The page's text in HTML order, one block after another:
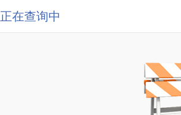
正在查询中